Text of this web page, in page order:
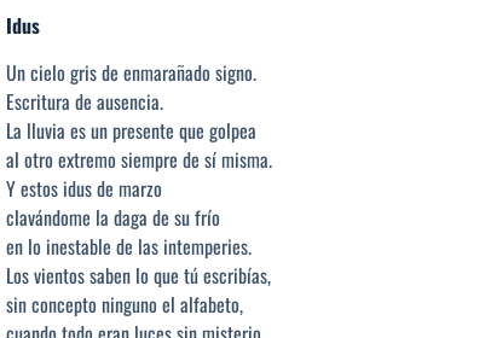
Idus
Un cielo gris de enmarañado signo.
Escritura de ausencia.
La lluvia es un presente que golpea
al otro extremo siempre de sí misma.
Y estos idus de marzo
clavándome la daga de su frío
en lo inestable de las intemperies.
Los vientos saben lo que tú escribías,
sin concepto ninguno el alfabeto,